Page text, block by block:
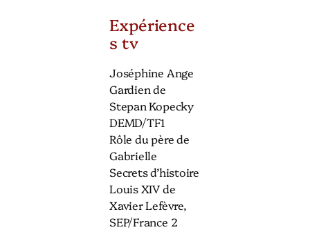
Expérience
s tv
Joséphine Ange
Gardien de
Stepan Kopecky
DEMD/TF1
Rôle du père de
Gabrielle
Secrets d’histoire
Louis XIV de
Xavier Lefèvre,
SEP/France 2